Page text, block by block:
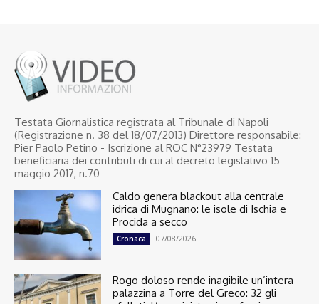
Testata Giornalistica registrata al Tribunale di Napoli
(Registrazione n. 38 del 18/07/2013) Direttore responsabile:
Pier Paolo Petino - Iscrizione al ROC N°23979 Testata
beneficiaria dei contributi di cui al decreto legislativo 15
maggio 2017, n.70
Caldo genera blackout alla centrale
idrica di Mugnano: le isole di Ischia e
Procida a secco
Cronaca 07/08/2026
Rogo doloso rende inagibile un’intera
palazzina a Torre del Greco: 32 gli